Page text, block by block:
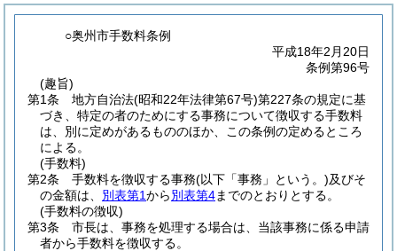
○奥州市手数料条例
平成18年2月20日
条例第96号
(趣旨)
第1条
地方自治法(昭和22年法律第67号)第227条の規定に基
づき、特定の者のためにする事務について徴収する手数料
は、別に定めがあるもののほか、この条例の定めるところ
による。
(手数料)
第2条
手数料を徴収する事務(以下「事務」という。)及びそ
の金額は、 別表第1から別表第4までのとおりとする。
(手数料の徴収)
第3条
市長は、事務を処理する場合は、当該事務に係る申請
者から手数料を徴収する。